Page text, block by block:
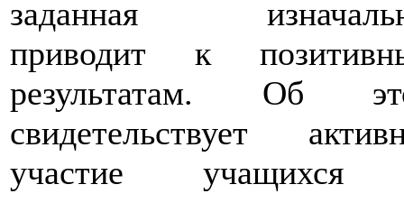
заданная
приводит к
результатам. Об
свидетельствует
участие